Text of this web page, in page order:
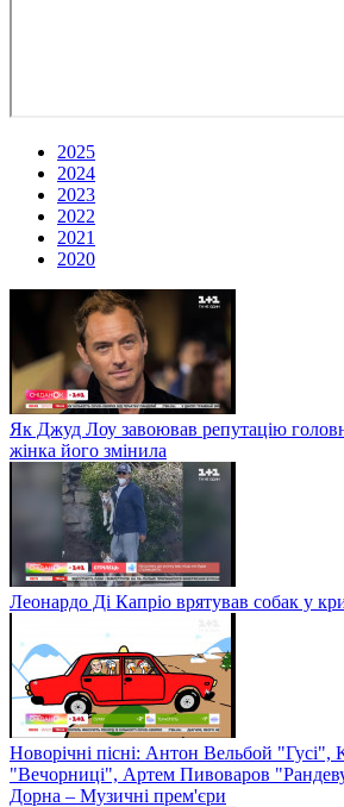
2025
2024
2023
2022
2021
2020
Як Джуд Лоу завоював репутацію
жінка його змінила
Леонардо Ді Капріо врятував собак у
Новорічні пісні: Антон Вельбой
"Вечорниці", Артем Пивоваров
Дорна – Музичні прем'єри